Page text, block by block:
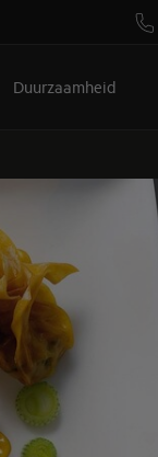
Duurzaamheid